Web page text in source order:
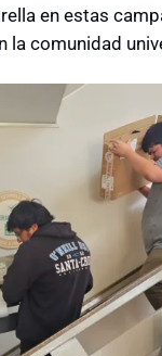
en estas
comunidad